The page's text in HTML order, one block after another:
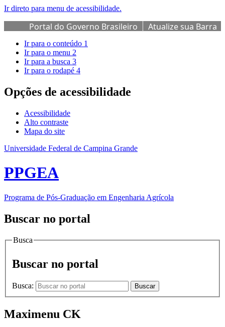
Ir direto para menu de acessibilidade.
Portal do Governo Brasileiro
Atualize sua Barra
de Governo
Ir para o conteúdo 1
Ir para o menu 2
Ir para a busca 3
Ir para o rodapé 4
Opções de acessibilidade
Acessibilidade
Alto contraste
Mapa do site
Universidade Federal de Campina Grande
PPGEA
Programa de Pós-Graduação em Engenharia Agrícola
Buscar no portal
Busca
Buscar no portal
Busca: Buscar
Maximenu CK